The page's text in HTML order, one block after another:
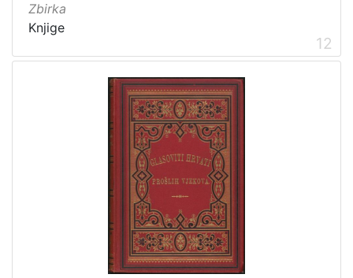
Zbirka
Knjige
12